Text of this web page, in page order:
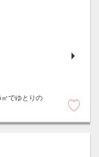
でゆとりの